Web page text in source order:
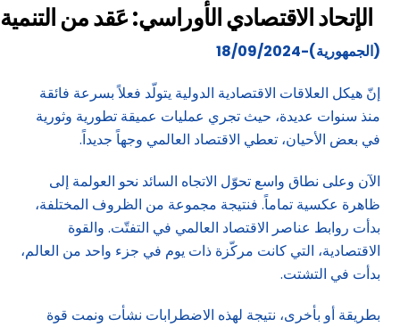
الإتحاد الاقتصادي الأوراسي: عَقد من التنمية
(الجمهورية)-18/09/2024
إنّ هيكل العلاقات الاقتصادية الدولية يتولّد فعلاً بسرعة فائقة
منذ سنوات عديدة، حيث تجري عمليات عميقة تطورية وثورية
في بعض الأحيان، تعطي الاقتصاد العالمي وجهاً جديداً.
الآن وعلى نطاق واسع تحوّل الاتجاه السائد نحو العولمة إلى
ظاهرة عكسية تماماً. فنتيجة مجموعة من الظروف المختلفة،
بدأت روابط عناصر الاقتصاد العالمي في التفتّت. والقوة
الاقتصادية، التي كانت مركّزة ذات يوم في جزء واحد من العالم،
بدأت في التشتت.
بطريقة أو بأخرى، نتيجة لهذه الاضطرابات نشأت ونمت قوة